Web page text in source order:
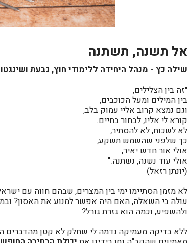
אל תשנה, תשתנה
שילה כץ - מנהל היחידה ללימודי חוץ, גבעת ושינגטון,
"זה בין הצלילים,
בין המילים ומעל הכוכבים,
וגם נמצא קרוב אליי עמוק בלב,
קורא לי אליו, לבחור בחיים.
לא לשכוח, לא להסתיר,
כך שלפני שהשמש תשקע,
אולי אור חדש יאיר,
אולי עוד נשנה, נשתנה."
(יונתן רזאל)
לא מזמן הסתיימו ימי בין המצרים, שבהם חווה עם
עולה בי השאלה, האם היה אפשר למנוע את האסון?
ולהשפיע, וכמה הוא גזרת גורל?
ללא בדיקה מעמיקה נדמה לי שחלק לא קטן מהדברים